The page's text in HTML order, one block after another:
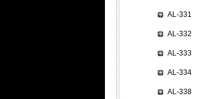
AL-331
AL-332
AL-333
AL-334
AL-338